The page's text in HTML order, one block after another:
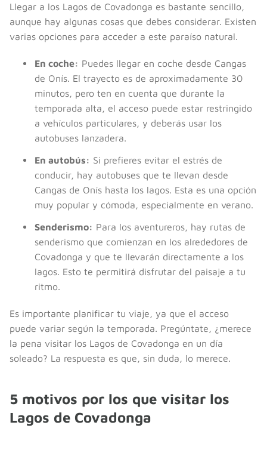
Llegar a los Lagos de Covadonga es bastante sencillo,
aunque hay algunas cosas que debes considerar. Existen
varias opciones para acceder a este paraíso natural.
En coche: Puedes llegar en coche desde Cangas
de Onís. El trayecto es de aproximadamente 30
minutos, pero ten en cuenta que durante la
temporada alta, el acceso puede estar restringido
a vehículos particulares, y deberás usar los
autobuses lanzadera.
En autobús: Si prefieres evitar el estrés de
conducir, hay autobuses que te llevan desde
Cangas de Onís hasta los lagos. Esta es una opción
muy popular y cómoda, especialmente en verano.
Senderismo: Para los aventureros, hay rutas de
senderismo que comienzan en los alrededores de
Covadonga y que te llevarán directamente a los
lagos. Esto te permitirá disfrutar del paisaje a tu
ritmo.
Es importante planificar tu viaje, ya que el acceso
puede variar según la temporada. Pregúntate, ¿merece
la pena visitar los Lagos de Covadonga en un día
soleado? La respuesta es que, sin duda, lo merece.
5 motivos por los que visitar los
Lagos de Covadonga